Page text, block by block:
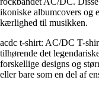
ikoniske albumcovers og
kærlighed til musikken.
acdc t-shirt: AC/DC T-
tilhørende det
forskellige designs og
eller bare som en del af